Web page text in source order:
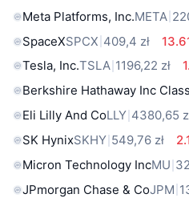
Meta Platforms, Inc.META
SpaceXSPCX 409,4 zł
Tesla, Inc.TSLA 1196,22 zł
Berkshire Hathaway Inc
Eli Lilly And CoLLY 4380,65
SK HynixSKHY 549,76 zł
Micron Technology IncMU
JPmorgan Chase & CoJPM